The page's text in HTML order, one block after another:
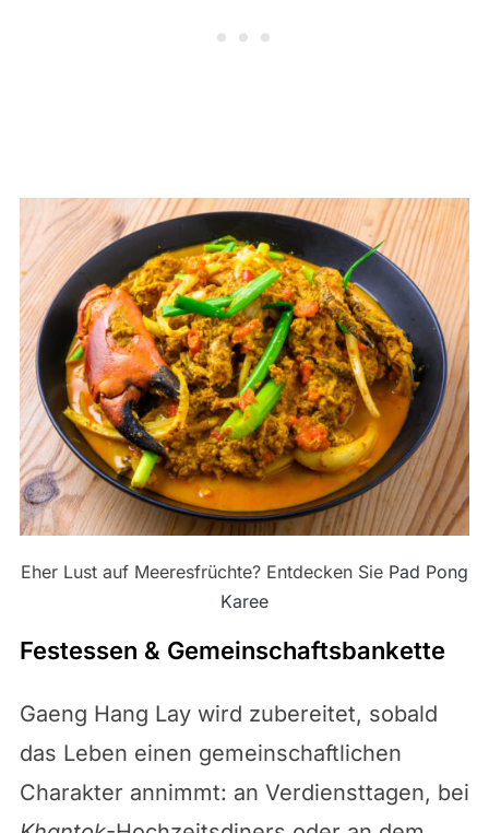
Eher Lust auf Meeresfrüchte? Entdecken Sie Pad Pong
Karee
Festessen & Gemeinschaftsbankette
Gaeng Hang Lay wird zubereitet, sobald
das Leben einen gemeinschaftlichen
Charakter annimmt: an Verdiensttagen, bei